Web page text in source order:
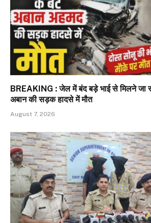
BREAKING : जेल में बंद बड़े भाई से मिलने जा
अबान की सड़क हादसे में मौत
August 7, 2026